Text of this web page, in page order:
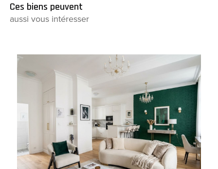
Ces biens peuvent
aussi vous intéresser